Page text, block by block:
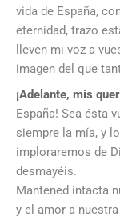
vida de España,
eternidad, trazo
lleven mi voz a
imagen del que
¡Adelante, mis
España! Sea ésta
siempre la mía, y
imploraremos de
desmayéis.
Mantened intacta
y el amor a